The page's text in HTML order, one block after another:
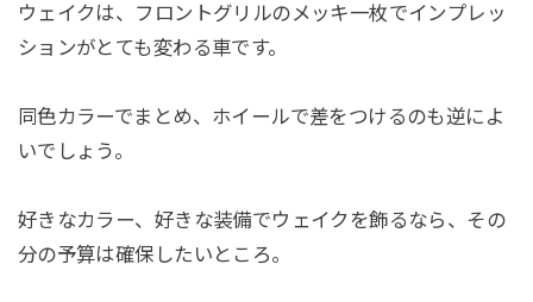
ウェイクは、フロントグリルのメッキ一枚でインプレッ
ションがとても変わる車です。
同色カラーでまとめ、ホイールで差をつけるのも逆によ
いでしょう。
好きなカラー、好きな装備でウェイクを飾るなら、その
分の予算は確保したいところ。